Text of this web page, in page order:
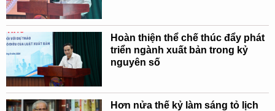
Hoàn thiện thể chế thúc đẩy phát
triển ngành xuất bản trong kỷ
nguyên số
Hơn nửa thế kỷ làm sáng tỏ lịch